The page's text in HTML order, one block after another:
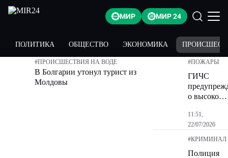
МИР МИР 24
ПОЛИТИКА ОБЩЕСТВО ЭКОНОМИКА
#ПРОИСШЕСТВИЯ НА ВОДЕ
В Болгарии утонул турист из
Молдовы
#ПОЖАРЫ
ГИЧС
о высокой
природных
пожаров
11:51,
22/07/2026
#КРИМИНАЛ
Полиция